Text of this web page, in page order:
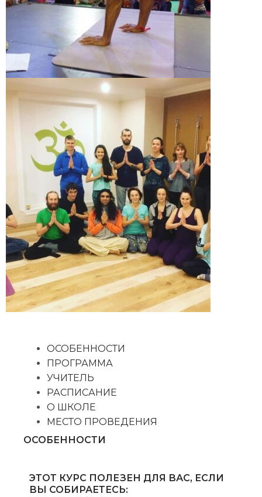
ОСОБЕННОСТИ
ПРОГРАММА
УЧИТЕЛЬ
РАСПИСАНИЕ
О ШКОЛЕ
МЕСТО ПРОВЕДЕНИЯ
ОСОБЕННОСТИ
ЭТОТ КУРС ПОЛЕЗЕН ДЛЯ ВАС, ЕСЛИ
ВЫ СОБИРАЕТЕСЬ: